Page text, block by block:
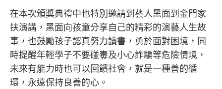
在本次頒獎典禮中也特別邀請到藝人黑面到金門家
扶演講，黑面向孩童分享自己的精彩的演藝人生故
事，也鼓勵孩子認真努力讀書，勇於面對困境，同
時提醒年輕學子不要碰毒及小心詐騙等危險情境，
未來有能力時也可以回饋社會，就是一種善的循
環，永遠保持良善的心。